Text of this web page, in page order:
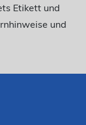
Etikett und
und